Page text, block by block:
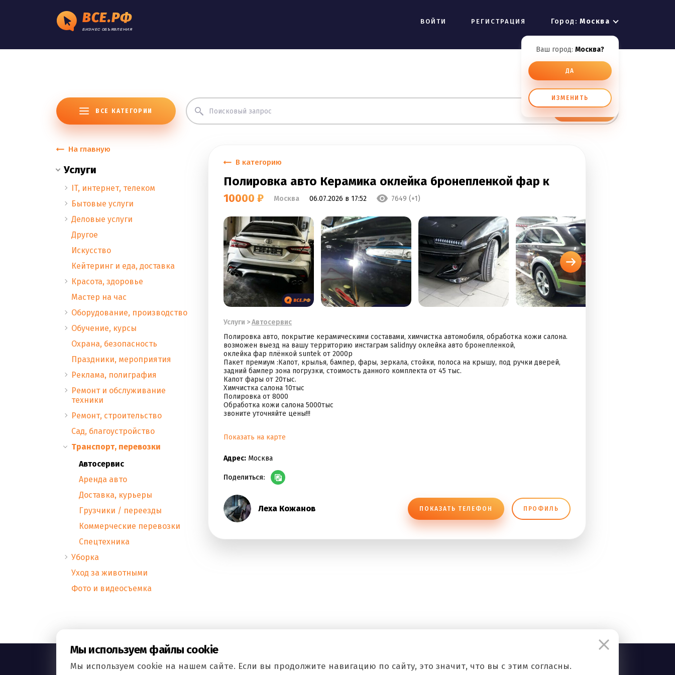
ВСЕ.РФ
БИЗНЕС ОБЪЯВЛЕНИЯ
ВОЙТИ РЕГИСТРАЦИЯ Город:Москва
Ваш город: Москва?
ДА
ИЗМЕНИТЬ
ВСЕ КАТЕГОРИИ
На главную
Услуги
IT, интернет, телеком
Бытовые услуги
Деловые услуги
Другое
Искусство
Кейтеринг и еда, доставка
Красота, здоровье
Мастер на час
Оборудование, производство
Обучение, курсы
Охрана, безопасность
Праздники, мероприятия
Реклама, полиграфия
Ремонт и обслуживание
техники
Ремонт, строительство
Сад, благоустройство
Транспорт, перевозки
Автосервис
Аренда авто
Доставка, курьеры
Грузчики / переезды
Коммерческие перевозки
Спецтехника
Уборка
Уход за животными
Фото и видеосъемка
В категорию
Полировка авто Керамика оклейка бронепленкой фар к
10000 ₽ Москва 06.07.2026 в 17:52 7649 (+1)
Услуги >Автосервис
Полировка авто, покрытие керамическими составами, химчистка автомобиля, обработка кожи салона.
возможен выезд на вашу территорию инстаграм salidnyy оклейка авто бронепленкой,
оклейка фар плёнкой suntek от 2000р
Пакет премиум :Капот, крылья, бампер, фары, зеркала, стойки, полоса на крышу, под ручки дверей,
задний бампер зона погрузки, стоимость данного комплекта от 45 тыс.
Капот фары от 20тыс.
Химчистка салона 10тыс
Полировка от 8000
Обработка кожи салона 5000тыс
звоните уточняйте цены!!!
Показать на карте
Адрес: Москва
Поделиться:
Леха Кожанов ПОКАЗАТЬ ТЕЛЕФОН ПРОФИЛЬ
Мы используем файлы cookie
Мы используем cookie на нашем сайте. Если вы продолжите навигацию по сайту, это значит, что вы с этим согласны.